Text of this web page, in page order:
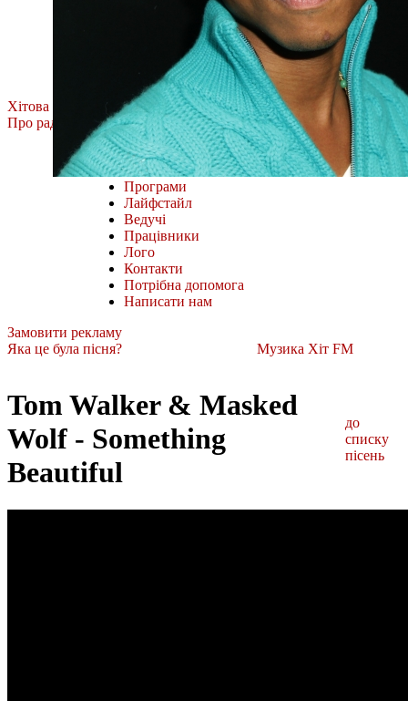
ROXOLANA
Тоня Матвієнко
Фан-зона Хіт FM.
Наш відбір
Всі випуски
Хітова Дюжина
Про радіо
Міста і частоти
Як слухати онлайн
Програми
Лайфстайл
Ведучі
Працівники
Лого
Контакти
Потрібна допомога
Написати нам
Замовити рекламу
Яка це була пісня?
Музика Хіт FM
Tom Walker & Masked
Wolf - Something
Beautiful
до
списку
пісень